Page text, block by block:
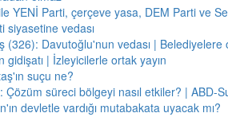
YENİ Parti, çerçeve yasa, DEM Parti ve
siyasetine vedası
(326): Davutoğlu'nun vedası |
gidişatı | İzleyicilerle ortak yayın
suçu ne?
Çözüm süreci bölgeyi nasıl etkiler? | ABD-
devletle vardığı mutabakata uyacak mı?